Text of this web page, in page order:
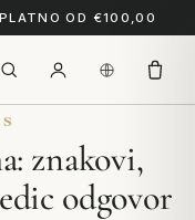
OD €100,00
znakovi,
odgovor